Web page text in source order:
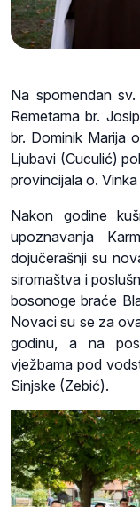
Na spomendan
Remetama br.
br. Dominik Marija
Ljubavi (Cuculić)
provincijala o.
Nakon godine
upoznavanja
dojučerašnji su
siromaštva i
bosonoge braće
Novaci su se za
godinu, a na
vježbama pod
Sinjske (Zebić).